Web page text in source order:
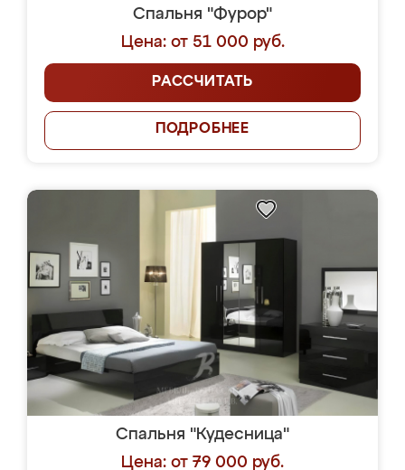
Спальня "Фурор"
Цена: от 51 000 руб.
РАССЧИТАТЬ
ПОДРОБНЕЕ
Спальня "Кудесница"
Цена: от 79 000 руб.